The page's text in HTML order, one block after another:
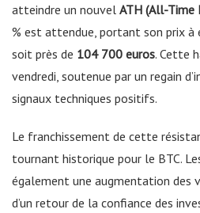
atteindre un nouvel ATH (All-Time
% est attendue, portant son prix à
soit près de 104 700 euros. Cette
vendredi, soutenue par un regain
signaux techniques positifs.
Le franchissement de cette
tournant historique pour le BTC.
également une augmentation des
d’un retour de la confiance des